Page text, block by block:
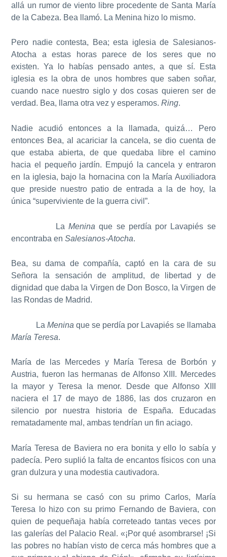
allá un rumor de viento libre procedente de Santa María
de la Cabeza. Bea llamó. La Menina hizo lo mismo.
Pero nadie contesta, Bea; esta iglesia de Salesianos-
Atocha a estas horas parece de los seres que no
existen. Ya lo habías pensado antes, a que sí. Esta
iglesia es la obra de unos hombres que saben soñar,
cuando nace nuestro siglo y dos cosas quieren ser de
verdad. Bea, llama otra vez y esperamos.Ring.
Nadie acudió entonces a la llamada, quizá… Pero
entonces Bea, al acariciar la cancela, se dio cuenta de
que estaba abierta, de que quedaba libre el camino
hacia el pequeño jardín. Empujó la cancela y entraron
en la iglesia, bajo la hornacina con la María Auxiliadora
que preside nuestro patio de entrada a la de hoy, la
única “superviviente de la guerra civil”.
La Menina que se perdía por Lavapiés se
encontraba enSalesianos-Atocha.
Bea, su dama de compañía, captó en la cara de su
Señora la sensación de amplitud, de libertad y de
dignidad que daba la Virgen de Don Bosco, la Virgen de
las Rondas de Madrid.
LaMenina que se perdía por Lavapiés se llamaba
María Teresa.
María de las Mercedes y María Teresa de Borbón y
Austria, fueron las hermanas de Alfonso XIII. Mercedes
la mayor y Teresa la menor. Desde que Alfonso XIII
naciera el 17 de mayo de 1886, las dos cruzaron en
silencio por nuestra historia de España. Educadas
rematadamente mal, ambas tendrían un fin aciago.
María Teresa de Baviera no era bonita y ello lo sabía y
padecía. Pero suplió la falta de encantos físicos con una
gran dulzura y una modestia cautivadora.
Si su hermana se casó con su primo Carlos, María
Teresa lo hizo con su primo Fernando de Baviera, con
quien de pequeñaja había correteado tantas veces por
las galerías del Palacio Real. «¡Por qué asombrarse! ¡Si
las pobres no habían visto de cerca más hombres que a